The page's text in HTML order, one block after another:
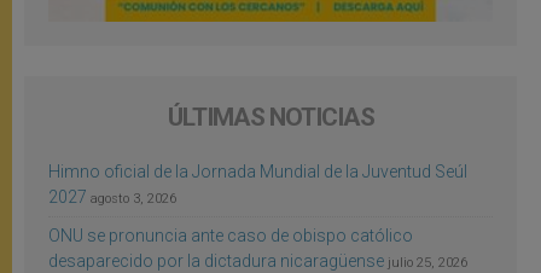
ÚLTIMAS NOTICIAS
Himno oficial de la Jornada Mundial de la Juventud Seúl
2027 agosto 3, 2026
ONU se pronuncia ante caso de obispo católico
desaparecido por la dictadura nicaragüense julio 25, 2026